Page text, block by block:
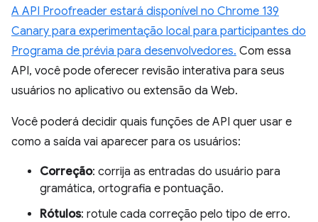
A API Proofreader estará disponível no Chrome 139
Canary para experimentação local para participantes do
Programa de prévia para desenvolvedores. Com essa
API, você pode oferecer revisão interativa para seus
usuários no aplicativo ou extensão da Web.
Você poderá decidir quais funções de API quer usar e
como a saída vai aparecer para os usuários:
Correção: corrija as entradas do usuário para
gramática, ortografia e pontuação.
Rótulos: rotule cada correção pelo tipo de erro.